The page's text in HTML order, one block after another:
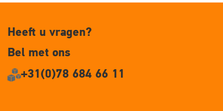
Heeft u vragen?
Bel met ons
+31(0)78 684 66 11